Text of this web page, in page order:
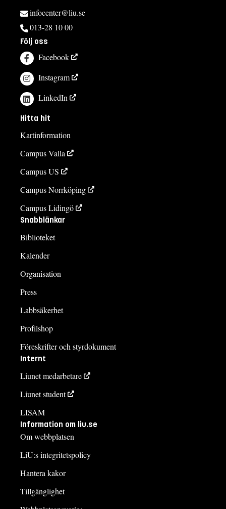
infocenter@liu.se
013-28 10 00
Följ oss
Facebook
Instagram
LinkedIn
Hitta hit
Kartinformation
Campus Valla
Campus US
Campus Norrköping
Campus Lidingö
Snabblänkar
Biblioteket
Kalender
Organisation
Press
Labbsäkerhet
Profilshop
Föreskrifter och styrdokument
Internt
Liunet medarbetare
Liunet student
LISAM
Information om liu.se
Om webbplatsen
LiU:s integritetspolicy
Hantera kakor
Tillgänglighet